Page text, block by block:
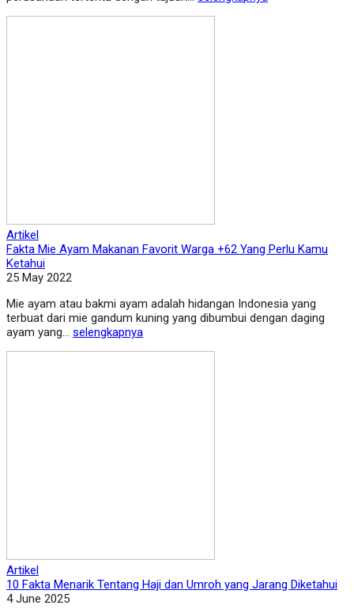
Artikel
Fakta Mie Ayam Makanan Favorit Warga +62 Yang Perlu Kamu
Ketahui
25 May 2022
Mie ayam atau bakmi ayam adalah hidangan Indonesia yang
terbuat dari mie gandum kuning yang dibumbui dengan daging
ayam yang... selengkapnya
Artikel
10 Fakta Menarik Tentang Haji dan Umroh yang Jarang Diketahui
4 June 2025